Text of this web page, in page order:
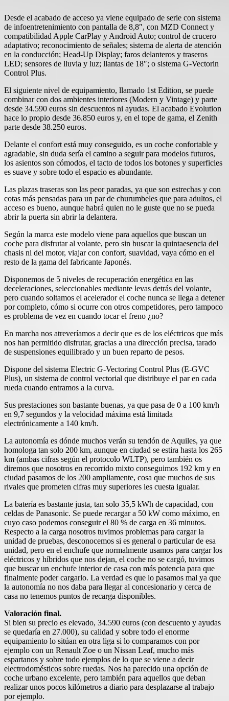
Desde el acabado de acceso ya viene equipado de serie con sistema
de infoentretenimiento con pantalla de 8,8″, con MZD Connect y
compatibilidad Apple CarPlay y Android Auto; control de crucero
adaptativo; reconocimiento de señales; sistema de alerta de atención
en la conducción; Head-Up Display; faros delanteros y traseros
LED; sensores de lluvia y luz; llantas de 18″; o sistema G-Vectorin
Control Plus.
El siguiente nivel de equipamiento, llamado 1st Edition, se puede
combinar con dos ambientes interiores (Modern y Vintage) y parte
desde 34.590 euros sin descuentos ni ayudas. El acabado Evolution
hace lo propio desde 36.850 euros y, en el tope de gama, el Zenith
parte desde 38.250 euros.
Delante el confort está muy conseguido, es un coche confortable y
agradable, sin duda sería el camino a seguir para modelos futuros,
los asientos son cómodos, el tacto de todos los botones y superficies
es suave y sobre todo el espacio es abundante.
Las plazas traseras son las peor paradas, ya que son estrechas y con
cotas más pensadas para un par de churumbeles que para adultos, el
acceso es bueno, aunque habrá quien no le guste que no se pueda
abrir la puerta sin abrir la delantera.
Según la marca este modelo viene para aquellos que buscan un
coche para disfrutar al volante, pero sin buscar la quintaesencia del
chasis ni del motor, viajar con confort, suavidad, vaya cómo en el
resto de la gama del fabricante Japonés.
Disponemos de 5 niveles de recuperación energética en las
deceleraciones, seleccionables mediante levas detrás del volante,
pero cuando soltamos el acelerador el coche nunca se llega a detener
por completo, cómo si ocurre con otros competidores, pero tampoco
es problema de vez en cuando tocar el freno ¿no?
En marcha nos atreveríamos a decir que es de los eléctricos que más
nos han permitido disfrutar, gracias a una dirección precisa, tarado
de suspensiones equilibrado y un buen reparto de pesos.
Dispone del sistema Electric G-Vectoring Control Plus (E-GVC
Plus), un sistema de control vectorial que distribuye el par en cada
rueda cuando entramos a la curva.
Sus prestaciones son bastante buenas, ya que pasa de 0 a 100 km/h
en 9,7 segundos y la velocidad máxima está limitada
electrónicamente a 140 km/h.
La autonomía es dónde muchos verán su tendón de Aquiles, ya que
homologa tan solo 200 km, aunque en ciudad se estira hasta los 265
km (ambas cifras según el protocolo WLTP), pero también os
diremos que nosotros en recorrido mixto conseguimos 192 km y en
ciudad pasamos de los 200 ampliamente, cosa que muchos de sus
rivales que prometen cifras muy superiores les cuesta igualar.
La batería es bastante justa, tan solo 35,5 kWh de capacidad, con
celdas de Panasonic. Se puede recargar a 50 kW como máximo, en
cuyo caso podemos conseguir el 80 % de carga en 36 minutos.
Respecto a la carga nosotros tuvimos problemas para cargar la
unidad de pruebas, desconocemos si es general o particular de esa
unidad, pero en el enchufe que normalmente usamos para cargar los
eléctricos y híbridos que nos dejan, el coche no se cargó, tuvimos
que buscar un enchufe interior de casa con más potencia para que
finalmente poder cargarlo. La verdad es que lo pasamos mal ya que
la autonomía no nos daba para llegar al concesionario y cerca de
casa no tenemos puntos de recarga disponibles.
Valoración final.
Si bien su precio es elevado, 34.590 euros (con descuento y ayudas
se quedaría en 27.000), su calidad y sobre todo el enorme
equipamiento lo sitúan en otra liga si lo comparamos con por
ejemplo con un Renault Zoe o un Nissan Leaf, mucho más
espartanos y sobre todo ejemplos de lo que se viene a decir
electrodomésticos sobre ruedas. Nos ha parecido una opción de
coche urbano excelente, pero también para aquellos que deban
realizar unos pocos kilómetros a diario para desplazarse al trabajo
por ejemplo.